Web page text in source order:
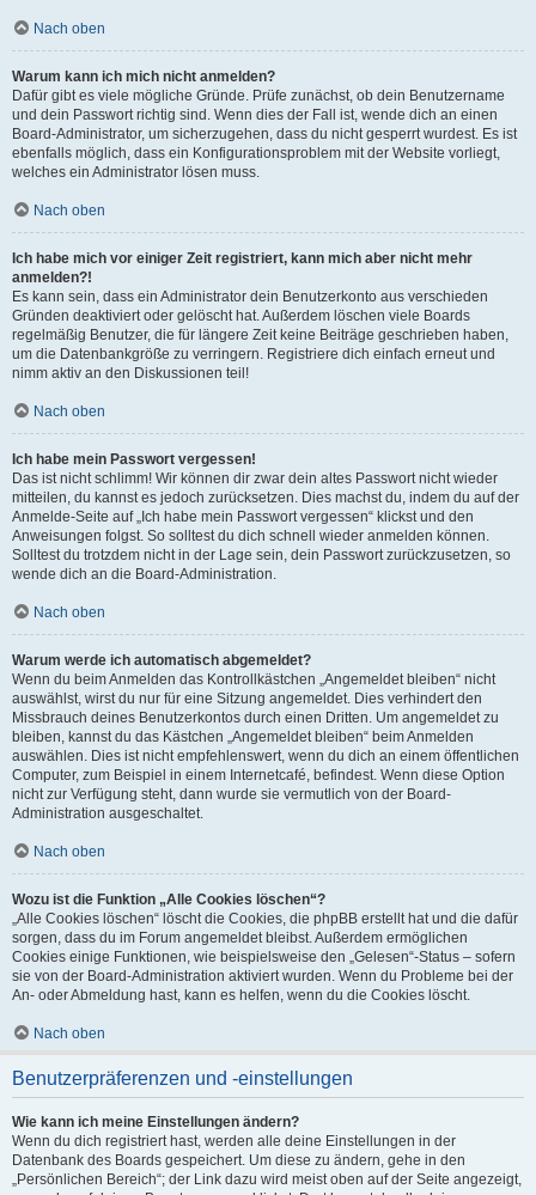
Nach oben
Warum kann ich mich nicht anmelden?
Dafür gibt es viele mögliche Gründe. Prüfe zunächst, ob dein Benutzername
und dein Passwort richtig sind. Wenn dies der Fall ist, wende dich an einen
Board-Administrator, um sicherzugehen, dass du nicht gesperrt wurdest. Es ist
ebenfalls möglich, dass ein Konfigurationsproblem mit der Website vorliegt,
welches ein Administrator lösen muss.
Nach oben
Ich habe mich vor einiger Zeit registriert, kann mich aber nicht mehr
anmelden?!
Es kann sein, dass ein Administrator dein Benutzerkonto aus verschieden
Gründen deaktiviert oder gelöscht hat. Außerdem löschen viele Boards
regelmäßig Benutzer, die für längere Zeit keine Beiträge geschrieben haben,
um die Datenbankgröße zu verringern. Registriere dich einfach erneut und
nimm aktiv an den Diskussionen teil!
Nach oben
Ich habe mein Passwort vergessen!
Das ist nicht schlimm! Wir können dir zwar dein altes Passwort nicht wieder
mitteilen, du kannst es jedoch zurücksetzen. Dies machst du, indem du auf der
Anmelde-Seite auf „Ich habe mein Passwort vergessen“ klickst und den
Anweisungen folgst. So solltest du dich schnell wieder anmelden können.
Solltest du trotzdem nicht in der Lage sein, dein Passwort zurückzusetzen, so
wende dich an die Board-Administration.
Nach oben
Warum werde ich automatisch abgemeldet?
Wenn du beim Anmelden das Kontrollkästchen „Angemeldet bleiben“ nicht
auswählst, wirst du nur für eine Sitzung angemeldet. Dies verhindert den
Missbrauch deines Benutzerkontos durch einen Dritten. Um angemeldet zu
bleiben, kannst du das Kästchen „Angemeldet bleiben“ beim Anmelden
auswählen. Dies ist nicht empfehlenswert, wenn du dich an einem öffentlichen
Computer, zum Beispiel in einem Internetcafé, befindest. Wenn diese Option
nicht zur Verfügung steht, dann wurde sie vermutlich von der Board-
Administration ausgeschaltet.
Nach oben
Wozu ist die Funktion „Alle Cookies löschen“?
„Alle Cookies löschen“ löscht die Cookies, die phpBB erstellt hat und die dafür
sorgen, dass du im Forum angemeldet bleibst. Außerdem ermöglichen
Cookies einige Funktionen, wie beispielsweise den „Gelesen“-Status – sofern
sie von der Board-Administration aktiviert wurden. Wenn du Probleme bei der
An- oder Abmeldung hast, kann es helfen, wenn du die Cookies löscht.
Nach oben
Benutzerpräferenzen und -einstellungen
Wie kann ich meine Einstellungen ändern?
Wenn du dich registriert hast, werden alle deine Einstellungen in der
Datenbank des Boards gespeichert. Um diese zu ändern, gehe in den
„Persönlichen Bereich“; der Link dazu wird meist oben auf der Seite angezeigt,